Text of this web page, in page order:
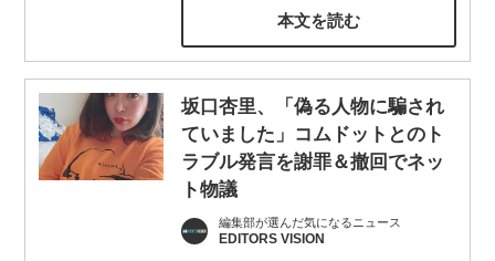
本文を読む
坂口杏里、「偽る人物に騙され
ていました」コムドットとのト
ラブル発言を謝罪＆撤回でネッ
ト物議
編集部が選んだ気になるニュース
EDITORS VISION